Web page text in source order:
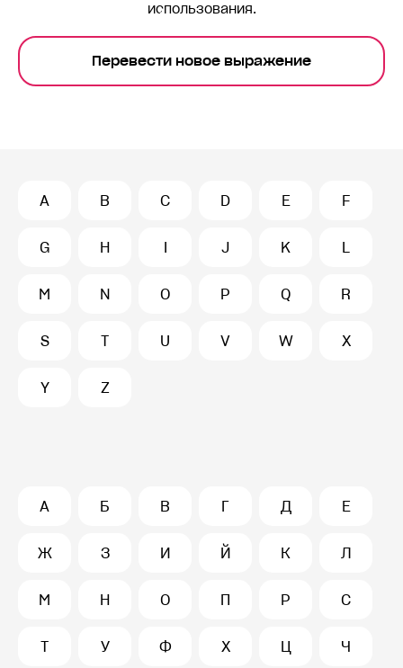
использования.
Перевести новое выражение
A B C D E F
G H I J K L
M N O P Q R
S T U V W X
Y Z
А Б В Г Д Е
Ж З И Й К Л
М Н О П Р С
Т У Ф Х Ц Ч